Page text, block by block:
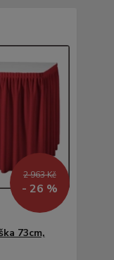
2 963 Kč
- 26 %
73cm,